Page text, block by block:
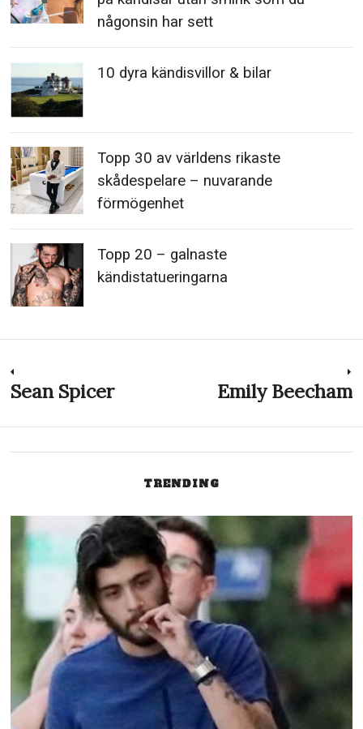
någonsin har sett
10 dyra kändisvillor & bilar
Topp 30 av världens rikaste
skådespelare – nuvarande
förmögenhet
Topp 20 – galnaste
kändistatueringarna
Inläggsnavigering
Previous
Sean Spicer Emily Beecham
TRENDING